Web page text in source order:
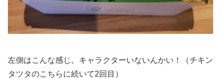
左側はこんな感じ。キャラクターいないんかい！（チキン
タツタのこちらに続いて2回目）